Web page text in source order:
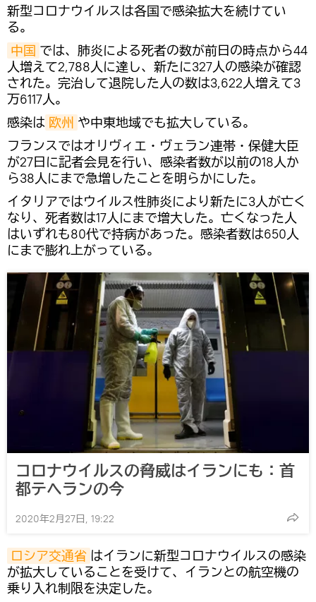
新型コロナウイルスは各国で感染拡大を続けてい
る。
中国 では、肺炎による死者の数が前日の時点から44
人増えて2,788人に達し、新たに327人の感染が確認
された。完治して退院した人の数は3,622人増えて3
万6117人。
感染は 欧州 や中東地域でも拡大している。
フランスではオリヴィエ・ヴェラン連帯・保健大臣
が27日に記者会見を行い、感染者数が以前の18人か
ら38人にまで急増したことを明らかにした。
イタリアではウイルス性肺炎により新たに3人が亡く
なり、死者数は17人にまで増大した。亡くなった人
はいずれも80代で持病があった。感染者数は650人
にまで膨れ上がっている。
コロナウイルスの脅威はイランにも：首
都テヘランの今
2020年2月27日, 19:22
ロシア交通省 はイランに新型コロナウイルスの感染
が拡大していることを受けて、イランとの航空機の
乗り入れ制限を決定した。